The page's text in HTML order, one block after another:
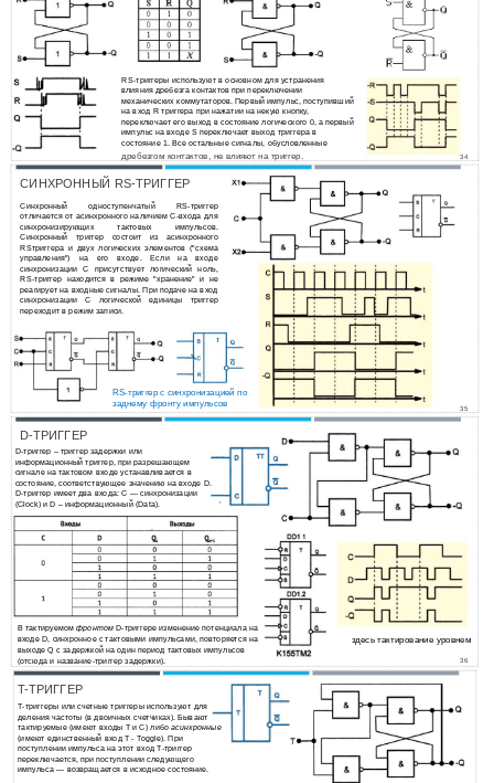
RS-триггеры используют в основном для устранения
влияния дребезга контактов при переключении
механических коммутаторов. Первый импульс, поступивший
на вход R триггера при нажатии на некую кнопку,
переключает его выход в состояние логического 0, а первый
импульс на входе S переключает выход триггера в
состояние 1. Все остальные сигналы, обусловленные
дребезгом контактов, не влияют на триггер. 34
СИНХРОННЫЙ RS-ТРИГГЕР
Синхронный одноступенчатый RS-триггер
отличается от асинхронного наличием С-входа для
синхронизирующих тактовых импульсов.
Синхронный триггер состоит из асинхронного
RSтриггера и двух логических элементов ("схема
управления") на его входе. Если на входе
синхронизации С присутствует логический ноль,
RS-триггер находится в режиме "хранение" и не
реагирует на входные сигналы. При подаче на вход
синхронизации С логической единицы триггер
переходит в режим записи.
RS-триггер с синхронизацией по
заднему фронту импульсов
35
D-ТРИГГЕР
D-триггер – триггер задержки или
информационный триггер, при разрешающем
сигнале на тактовом входе устанавливается в
состояние, соответствующее значению на входе D.
D-триггер имеет два входа: С — синхронизации
(Clock) и D – информационный (Data).
В тактируемомфронтом D-триггере изменение потенциала на
входе D, синхронное с тактовыми импульсами, повторяется на
выходе Q с задержкой на один период тактовых импульсов
(отсюда и название-триггер задержки).
здесь тактирование уровнем
36
T-ТРИГГЕР
Т-триггеры или счетные триггеры используют для
деления частоты (в двоичных счетчиках). Бывают
тактируемые (имеют входы T и С) либоасинхронные
(имеют единственный вход Т - Toggle). При
поступлении импульса на этот вход Т-триггер
переключается, при поступлении следующего
импульса — возвращается в исходное состояние.